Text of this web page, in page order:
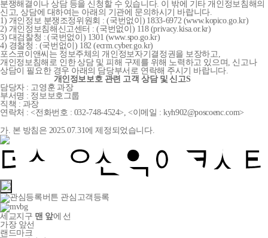
분쟁해결이나 상담 등을 신청할 수 있습니다. 이 밖에 기타 개인정보침해의
신고, 상담에 대하여는 아래의 기관에 문의하시기 바랍니다.
1) 개인정보 분쟁조정위원회 : (국번없이) 1833-6972 (www.kopico.go.kr)
2) 개인정보침해신고센터 : (국번없이) 118 (privacy.kisa.or.kr)
3) 대검찰청 : (국번없이) 1301 (www.spo.go.kr)
4) 경찰청 : (국번없이) 182 (ecrm.cyber.go.kr)
포스코이앤씨는 정보주체의 개인정보자기결정권을 보장하고,
개인정보침해로 인한 상담 및 피해 구제를 위해 노력하고 있으며, 신고나
상담이 필요한 경우 아래의 담당부서로 연락해 주시기 바랍니다.
개인정보보호 관련 고객 상담 및 신고S
담당자 : 고영훈 과장
부서명 : 정보보호그룹
직책 : 과장
연락처 : <전화번호 : 032-748-4524>, <이메일 : kyh902@poscoenc.com>
가. 본 방침은 2025.07.31에 제정되었습니다.
관심고객등록
세교지구 맨 앞에 선
가장 앞선
랜드마크